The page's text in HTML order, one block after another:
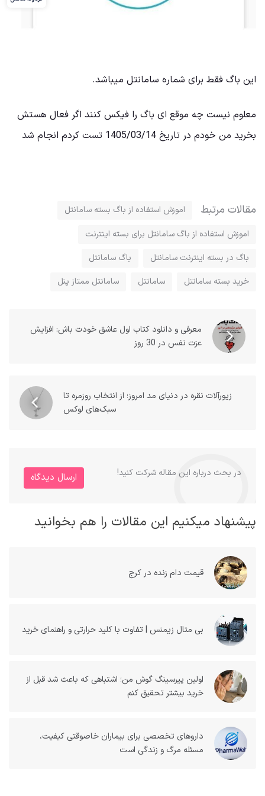
این باگ فقط برای شماره سامانتل میباشد.
معلوم نیست چه موقع ای باگ را فیکس کنند اگر فعال هستش
بخرید من خودم در تاریخ 1405/03/14 تست کردم انجام شد
مقالات مرتبط
اموزش استفاده از باگ بسته سامانتل
اموزش استفاده از باگ سامانتل برای بسته اینترنت
باگ در بسته اینترنت سامانتل
باگ سامانتل
خرید بسته سامانتل
سامانتل سامانتل ممتاز پنل
معرفی و دانلود کتاب اول عاشق خودت باش: افزایش
عزت نفس در 30 روز
زیورآلات نقره در دنیای مد امروز؛ از انتخاب روزمره تا
سبک‌های لوکس
در بحث درباره این مقاله شرکت کنید! ارسال دیدگاه
پیشنهاد میکنیم این مقالات را هم بخوانید
قیمت دام زنده در کرج
بی متال زیمنس | تفاوت با کلید حرارتی و راهنمای خرید
اولین پیرسینگ گوش من؛ اشتباهی که باعث شد قبل از
خرید بیشتر تحقیق کنم
داروهای تخصصی برای بیماران خاصوقتی کیفیت،
مسئله مرگ و زندگی است